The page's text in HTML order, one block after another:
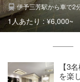
伊予三芳駅から車で2
1人あたり :¥6,000~
【3
を楽